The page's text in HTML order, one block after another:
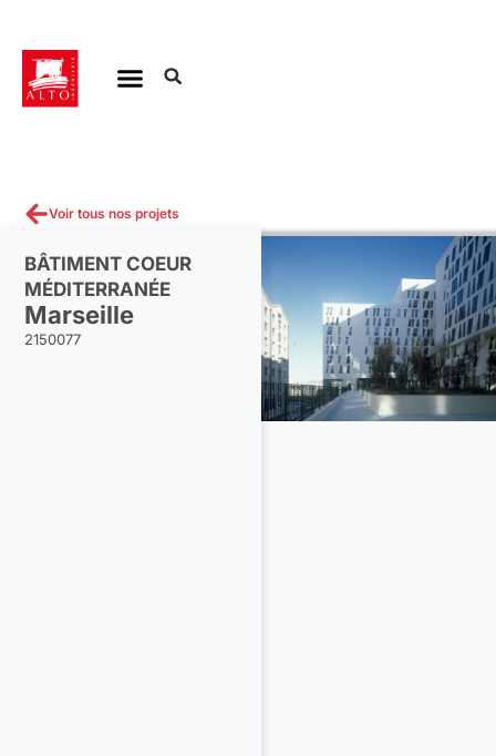
contenu
Voir tous nos projets
BÂTIMENT COEUR
MÉDITERRANÉE
Marseille
2150077